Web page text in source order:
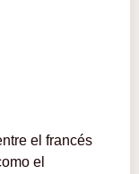
el francés
el